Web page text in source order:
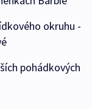
okruhu -
pohádkových